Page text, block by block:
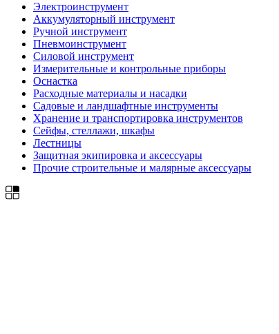
Электроинструмент
Аккумуляторный инструмент
Ручной инструмент
Пневмоинструмент
Силовой инструмент
Измерительные и контрольные приборы
Оснастка
Расходные материалы и насадки
Садовые и ландшафтные инструменты
Хранение и транспортировка инструментов
Сейфы, стеллажи, шкафы
Лестницы
Защитная экипировка и аксессуары
Прочие строительные и малярные аксессуары